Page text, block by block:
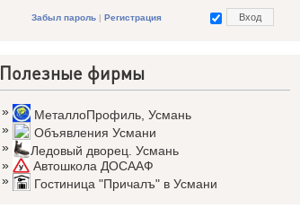
Забыл пароль | Регистрация
Полезные фирмы
» МеталлоПрофиль Усмань
»
Объявления Усмани
»
Ледовый дворец. Усмань
»
Автошкола ДОСААФ
»
Гостиница "Причалъ" в Усмани